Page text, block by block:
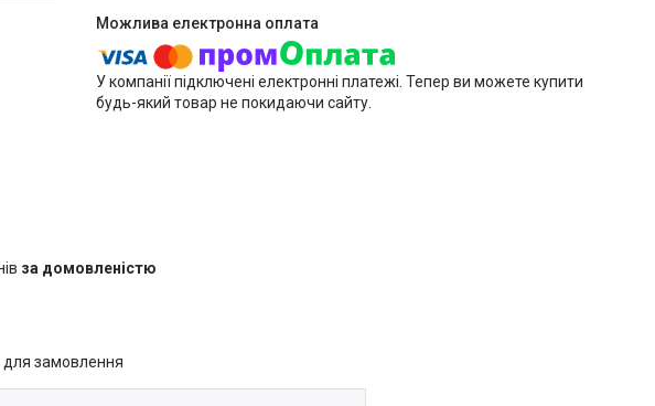
У компанії підключені електронні платежі. Тепер ви можете купити
будь-який товар не покидаючи сайту.
за домовленістю
для замовлення